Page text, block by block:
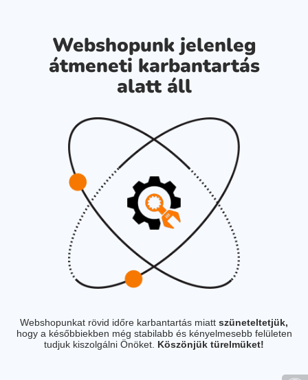
Webshopunk jelenleg
átmeneti karbantartás
alatt áll
Webshopunkat rövid időre karbantartás miatt szüneteltetjük,
hogy a későbbiekben még stabilabb és kényelmesebb felületen
tudjuk kiszolgálni Önöket. Köszönjük türelmüket!